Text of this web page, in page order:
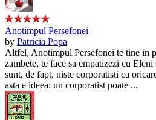
Anotimpul Persefonei
by Patricia Popa
Altfel, Anotimpul Persefonei te tine in
zambete, te face sa empatizezi cu
sunt, de fapt, niste corporatisti ca
asta e ideea: un corporatist poate ...